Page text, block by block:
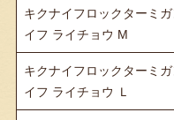
キクナイフロックターミ
イフ ライチョウ M
キクナイフロックターミ
イフ ライチョウ Ｌ